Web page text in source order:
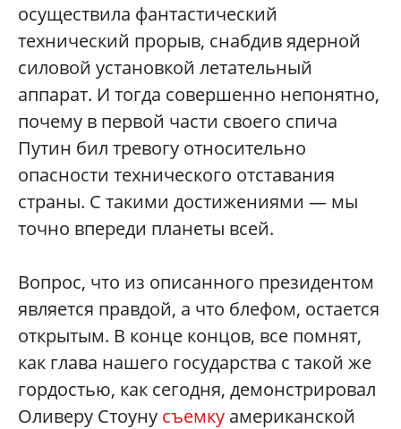
осуществила фантастический
технический прорыв, снабдив ядерной
силовой установкой летательный
аппарат. И тогда совершенно непонятно,
почему в первой части своего спича
Путин бил тревогу относительно
опасности технического отставания
страны. С такими достижениями — мы
точно впереди планеты всей.
Вопрос, что из описанного президентом
является правдой, а что блефом, остается
открытым. В конце концов, все помнят,
как глава нашего государства с такой же
гордостью, как сегодня, демонстрировал
Оливеру Стоуну съемку американской